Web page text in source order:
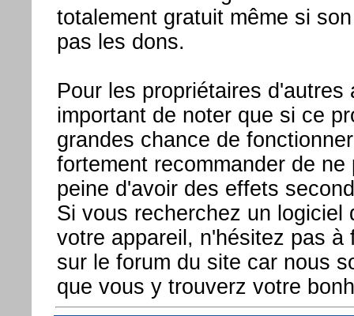
totalement gratuit même si
pas les dons.
Pour les propriétaires d'autres
important de noter que si ce
grandes chance de
fortement recommander de
peine d'avoir des effets
Si vous recherchez un logiciel
votre appareil, n'hésitez pas à
sur le forum du site car nous
que vous y trouverz votre